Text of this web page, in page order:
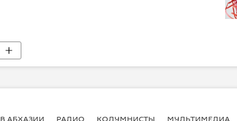
В АБХАЗИИ РАДИО КОЛУМНИСТЫ МУЛЬТИМЕДИА